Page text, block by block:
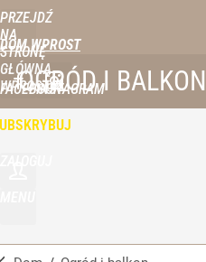
PRZEJDŹ
NA
STRONĘ
GŁÓWNĄ
WPROST.PL
DOM WPROST
FACEBOOKINSTAGRAM
OGRÓD I BALKON